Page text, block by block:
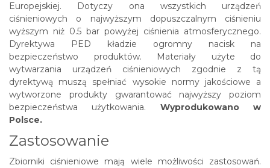
Europejskiej. Dotyczy ona wszystkich urządzeń
ciśnieniowych o najwyższym dopuszczalnym ciśnieniu
wyższym niż 0.5 bar powyżej ciśnienia atmosferycznego.
Dyrektywa PED kładzie ogromny nacisk na
bezpieczeństwo produktów. Materiały użyte do
wytwarzania urządzeń ciśnieniowych zgodnie z tą
dyrektywą muszą spełniać wysokie normy jakościowe a
wytworzone produkty gwarantować najwyższy poziom
bezpieczeństwa użytkowania. Wyprodukowano w
Polsce.
Zastosowanie
Zbiorniki ciśnieniowe mają wiele możliwości zastosowań.